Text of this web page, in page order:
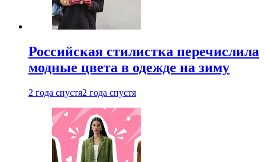
Российская стилистка перечислила
модные цвета в одежде на зиму
2 года спустя2 года спустя